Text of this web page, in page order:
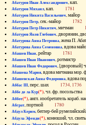
Абатуров Иван Александрович, кап.
Абатуров Михаил, кап. 1781
Абатуров Никита Васильевич,
Абатуров Петр, сек.-майор 1782
Абатуров Петр Никитич, мичман
Абатуров Яков Глебович, дворянин,
Абатурова Анна Петровна, жена П.
Абатурова Анна Семеновна, вдова
Абашев Иван, рейтар 1781
Абашев Иван Иванович, ротмистр
Абашев Иван Федорович, [дворовый]
Абашева Мария, вдова мичмана
Абашевская Анна Федоровна, вдова
Аббас III, перс. шах 1734, 1736
Аббе де ла Кур(*), чл. фр.
Аббот(*), англ. изобретатель
Абграт, портной 1780
Абдул Керим, беглер-бей
Абдула Эфенди(*), конюший, чл.